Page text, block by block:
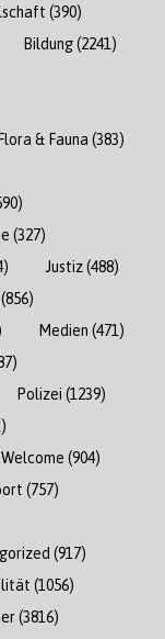
(390)
Bildung(2241)
& Fauna (383)
(327)
Justiz(488)
(856)
Medien (471)
Polizei (1239)
(904)
(757)
(917)
(1056)
(3816)